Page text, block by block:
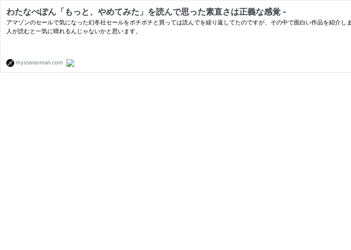
わたなべぽん「もっと、やめてみた」を読んで思った素直さは正義な感覚 -
アマゾンのセールで気になった幻冬社セールをポチポチと買っては読んでを繰り返してたのですが、その中で面白い作品を紹介
人が読むと一気に晴れるんじゃないかと思います。
mystereoman.com